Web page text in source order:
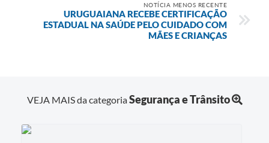
NOTÍCIA MENOS RECENTE
URUGUAIANA RECEBE CERTIFICAÇÃO
ESTADUAL NA SAÚDE PELO CUIDADO COM
MÃES E CRIANÇAS
VEJA MAIS da categoriaSegurança e Trânsito